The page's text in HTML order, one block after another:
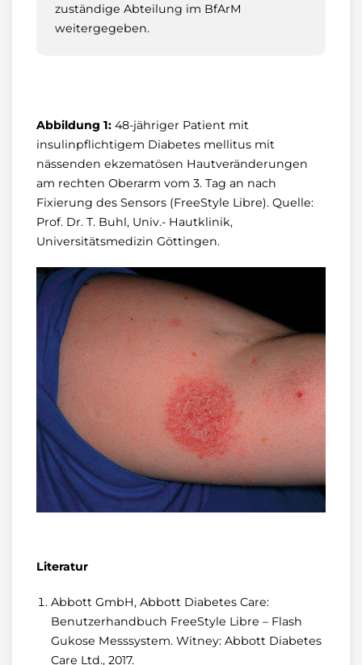
zuständige Abteilung im BfArM
weitergegeben.
Abbildung 1: 48-jähriger Patient mit
insulinpflichtigem Diabetes mellitus mit
nässenden ekzematösen Hautveränderungen
am rechten Oberarm vom 3. Tag an nach
Fixierung des Sensors (FreeStyle Libre). Quelle:
Prof. Dr. T. Buhl, Univ.- Hautklinik,
Universitätsmedizin Göttingen.
Literatur
Abbott GmbH, Abbott Diabetes Care:
Benutzerhandbuch FreeStyle Libre – Flash
Gukose Messsystem. Witney: Abbott Diabetes
Care Ltd., 2017.